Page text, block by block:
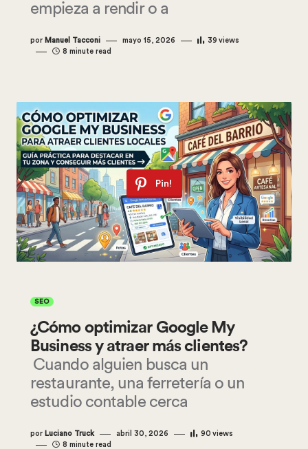
empieza a rendir o a
por Manuel Tacconi mayo 15, 2026 39 views
8 minute read
Pin!
SEO
¿Cómo optimizar Google My
Business y atraer más clientes?
Cuando alguien busca un
restaurante, una ferretería o un
estudio contable cerca
por Luciano Truck abril 30, 2026 90 views
8 minute read